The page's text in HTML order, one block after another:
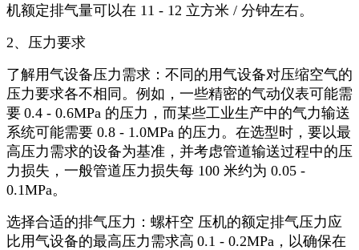
机额定排气量可以在 11 - 12 立方米 / 分钟左右。
2、压力要求
了解用气设备压力需求：不同的用气设备对压缩空气的
压力要求各不相同。例如，一些精密的气动仪表可能需
要 0.4 - 0.6MPa 的压力，而某些工业生产中的气力输送
系统可能需要 0.8 - 1.0MPa 的压力。在选型时，要以最
高压力需求的设备为基准，并考虑管道输送过程中的压
力损失，一般管道压力损失每 100 米约为 0.05 -
0.1MPa。
选择合适的排气压力：螺杆空 压机的额定排气压力应
比用气设备的最高压力需求高 0.1 - 0.2MPa ，以确保在